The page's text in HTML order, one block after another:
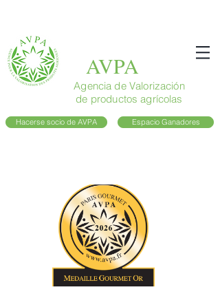
AVPA
Agencia de Valorización
de productos agrícolas
Hacerse socio de AVPA Espacio Ganadores